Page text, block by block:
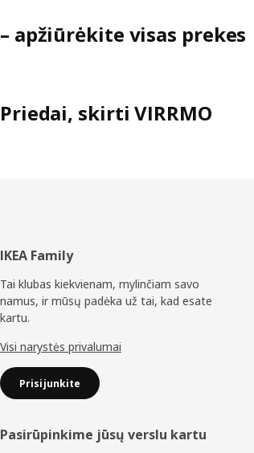
– apžiūrėkite visas prekes
Priedai, skirti VIRRMO
Poraštė
IKEA Family
Tai klubas kiekvienam, mylinčiam savo
namus, ir mūsų padėka už tai, kad esate
kartu.
Visi narystės privalumai
Prisijunkite
Pasirūpinkime jūsų verslu kartu